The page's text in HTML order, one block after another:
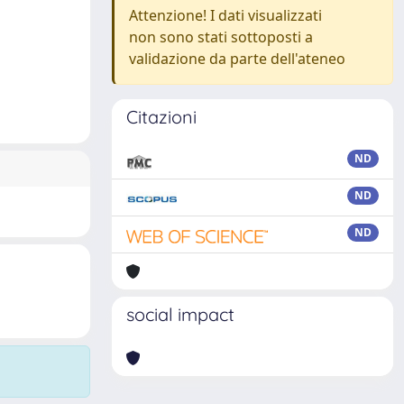
Attenzione! I dati visualizzati
non sono stati sottoposti a
validazione da parte dell'ateneo
Citazioni
ND
ND
ND
social impact